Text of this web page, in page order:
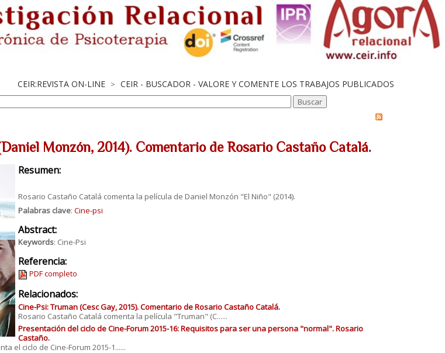
CEIR:REVISTA ON-LINE > CEIR - BUSCADOR - VALORE Y COMENTE LOS TRABAJOS PUBLICADOS
Monzón, 2014). Comentario de Rosario Castaño Catalá.
Resumen:
Rosario Castaño Catalá comenta la película de Daniel Monzón "El Niño" (2014).
Palabras clave: Cine-psi
Abstract:
Keywords: Cine-Psi
Referencia:
PDF completo
Relacionados:
Cine-Psi: Truman (Cesc Gay, 2015). Comentario de Rosario Castaño Catalá.
Rosario Castaño Catalá comenta la película "Truman" (C......
Presentación del ciclo de Cine-Forum 2015-16: Requisitos para ser una persona "normal". Rosario
Castaño.
el ciclo de Cine-Forum 2015-1......